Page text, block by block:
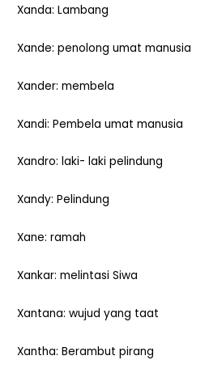
Xanda: Lambang
Xande: penolong umat manusia
Xander: membela
Xandi: Pembela umat manusia
Xandro: laki- laki pelindung
Xandy: Pelindung
Xane: ramah
Xankar: melintasi Siwa
Xantana: wujud yang taat
Xantha: Berambut pirang